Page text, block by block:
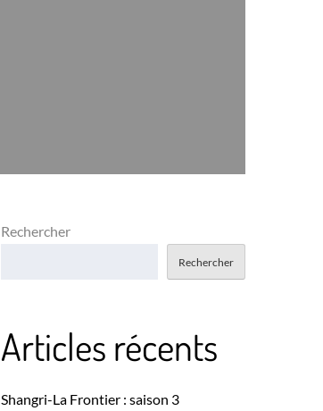
Rechercher
Rechercher
Articles récents
Shangri-La Frontier : saison 3